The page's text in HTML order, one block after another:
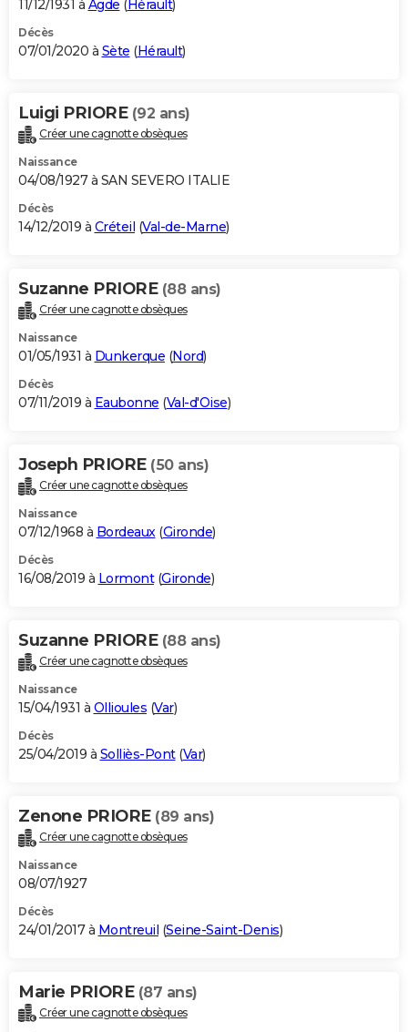
11/12/1931 à Agde ( Hérault)
Décès
07/01/2020 à Sète (Hérault)
Luigi PRIORE (92 ans)
Créer une cagnotte obsèques
Naissance
04/08/1927 à SAN SEVERO ITALIE
Décès
14/12/2019 à Créteil (Val-de-Marne)
Suzanne PRIORE (88 ans)
Créer une cagnotte obsèques
Naissance
01/05/1931 à Dunkerque (Nord)
Décès
07/11/2019 à Eaubonne (Val-d'Oise)
Joseph PRIORE (50 ans)
Créer une cagnotte obsèques
Naissance
07/12/1968 à Bordeaux(Gironde)
Décès
16/08/2019 à Lormont(Gironde)
Suzanne PRIORE (88 ans)
Créer une cagnotte obsèques
Naissance
15/04/1931 à Ollioules (Var)
Décès
25/04/2019 à Solliès-Pont(Var)
Zenone PRIORE (89 ans)
Créer une cagnotte obsèques
Naissance
08/07/1927
Décès
24/01/2017 à Montreuil (Seine-Saint-Denis)
Marie PRIORE (87 ans)
Créer une cagnotte obsèques